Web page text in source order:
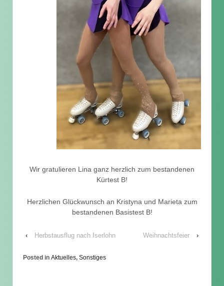
Wir gratulieren Lina ganz herzlich zum bestandenen
Kürtest B!
Herzlichen Glückwunsch an Kristyna und Marieta zum
bestandenen Basistest B!
‹ Herbstausflug nach Iserlohn Weihnachtsfeier ›
Posted in Aktuelles, Sonstiges